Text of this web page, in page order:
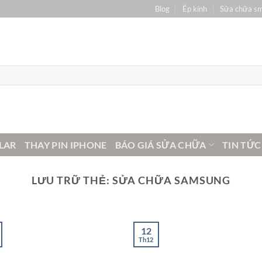
Blog Ép kính Sửa chữa
THAY PIN IPHONE BÁO GIÁ SỬA CHỮA TIN TỨC
LƯU TRỮ THẺ: SỬA CHỮA SAMSUNG
12
Th12